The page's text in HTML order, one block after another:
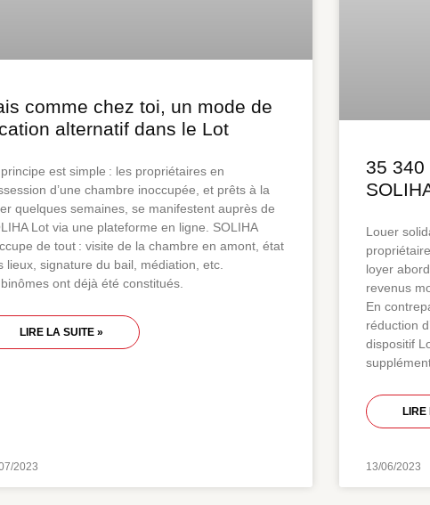
comme chez toi, un mode de
alternatif dans le Lot
est simple : les propriétaires en
d’une chambre inoccupée, et prêts à la
quelques semaines, se manifestent auprès de
Lot via une plateforme en ligne. SOLIHA
de tout : visite de la chambre en amont, état
lieux, signature du bail, médiation, etc.
ont déjà été constitués.
LIRE LA SUITE »
2023
35 340
Louer
loyer
revenus
En
réduction
dispositif
LIRE
13/06/2023